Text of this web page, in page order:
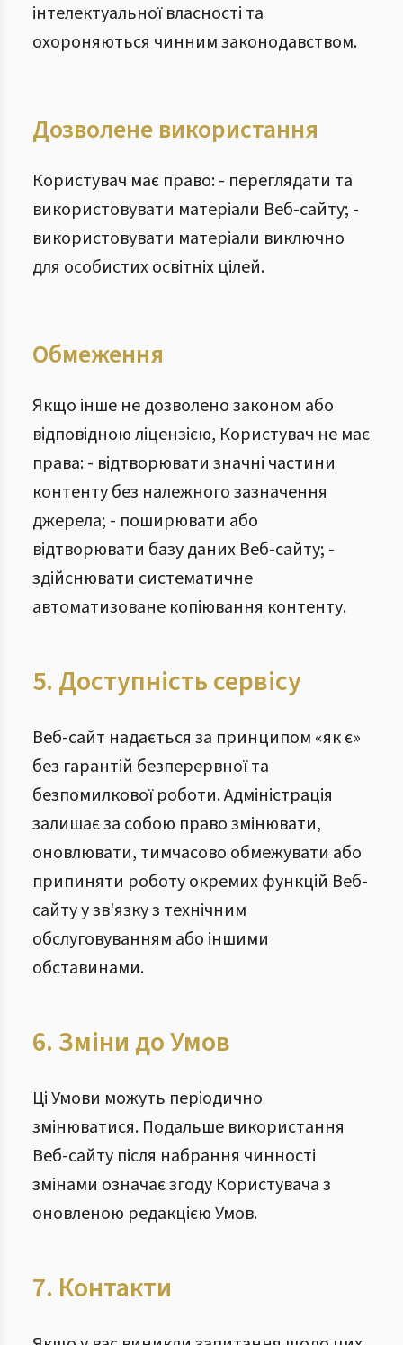
інтелектуальної власності та
охороняються чинним законодавством.
Дозволене використання
Користувач має право: - переглядати та
використовувати матеріали Веб-сайту; -
використовувати матеріали виключно
для особистих освітніх цілей.
Обмеження
Якщо інше не дозволено законом або
відповідною ліцензією, Користувач не має
права: - відтворювати значні частини
контенту без належного зазначення
джерела; - поширювати або
відтворювати базу даних Веб-сайту; -
здійснювати систематичне
автоматизоване копіювання контенту.
5. Доступність сервісу
Веб-сайт надається за принципом «як є»
без гарантій безперервної та
безпомилкової роботи. Адміністрація
залишає за собою право змінювати,
оновлювати, тимчасово обмежувати або
припиняти роботу окремих функцій Веб-
сайту у зв'язку з технічним
обслуговуванням або іншими
обставинами.
6. Зміни до Умов
Ці Умови можуть періодично
змінюватися. Подальше використання
Веб-сайту після набрання чинності
змінами означає згоду Користувача з
оновленою редакцією Умов.
7. Контакти